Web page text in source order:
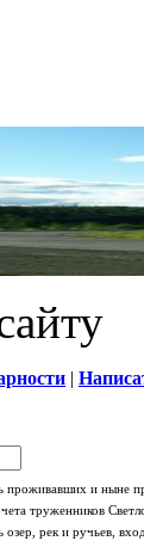
|
проживавших и ныне
труженников
озер, рек и ручьев,